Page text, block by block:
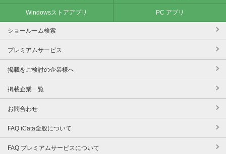
Windowsストアアプリ PC アプリ
ショールーム検索
プレミアムサービス
掲載をご検討の企業様へ
掲載企業一覧
お問合わせ
FAQ iCata全般について
FAQ プレミアムサービスについて